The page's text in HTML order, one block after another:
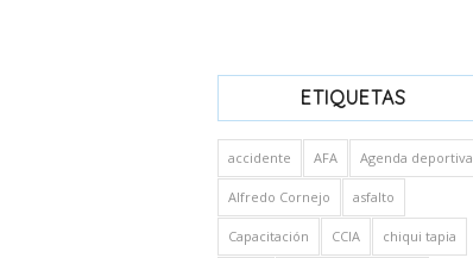
ETIQUETAS
accidente AFA Agenda deportiva
Alfredo Cornejo asfalto
Capacitación CCIA chiqui tapia